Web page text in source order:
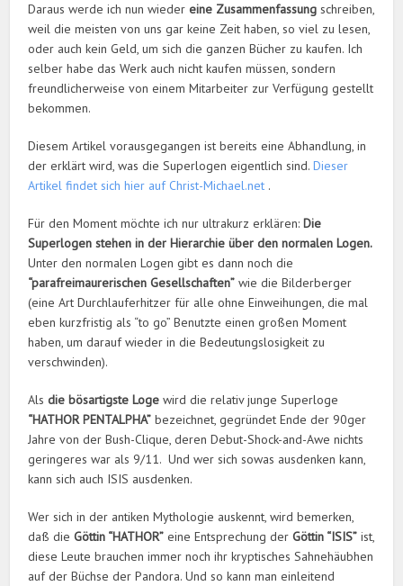
Daraus werde ich nun wiedereine Zusammenfassung schreiben,
weil die meisten von uns gar keine Zeit haben, so viel zu lesen,
oder auch kein Geld, um sich die ganzen Bücher zu kaufen. Ich
selber habe das Werk auch nicht kaufen müssen, sondern
freundlicherweise von einem Mitarbeiter zur Verfügung gestellt
bekommen.
Diesem Artikel vorausgegangen ist bereits eine Abhandlung, in
der erklärt wird, was die Superlogen eigentlich sind.Dieser
Artikel findet sich hier auf Christ-Michael.net .
Für den Moment möchte ich nur ultrakurz erklären: Die
Superlogen stehen in der Hierarchie über den normalen Logen.
Unter den normalen Logen gibt es dann noch die
“parafreimaurerischen Gesellschaften” wie die Bilderberger
(eine Art Durchlauferhitzer für alle ohne Einweihungen, die mal
eben kurzfristig als “to go” Benutzte einen großen Moment
haben, um darauf wieder in die Bedeutungslosigkeit zu
verschwinden).
Alsdie bösartigste Loge wird die relativ junge Superloge
“HATHOR PENTALPHA” bezeichnet, gegründet Ende der 90ger
Jahre von der Bush-Clique, deren Debut-Shock-and-Awe nichts
geringeres war als 9/11. Und wer sich sowas ausdenken kann,
kann sich auch ISIS ausdenken.
Wer sich in der antiken Mythologie auskennt, wird bemerken,
daß dieGöttin “HATHOR” eine Entsprechung derGöttin “ISIS” ist,
diese Leute brauchen immer noch ihr kryptisches Sahnehäubhen
auf der Büchse der Pandora. Und so kann man einleitend